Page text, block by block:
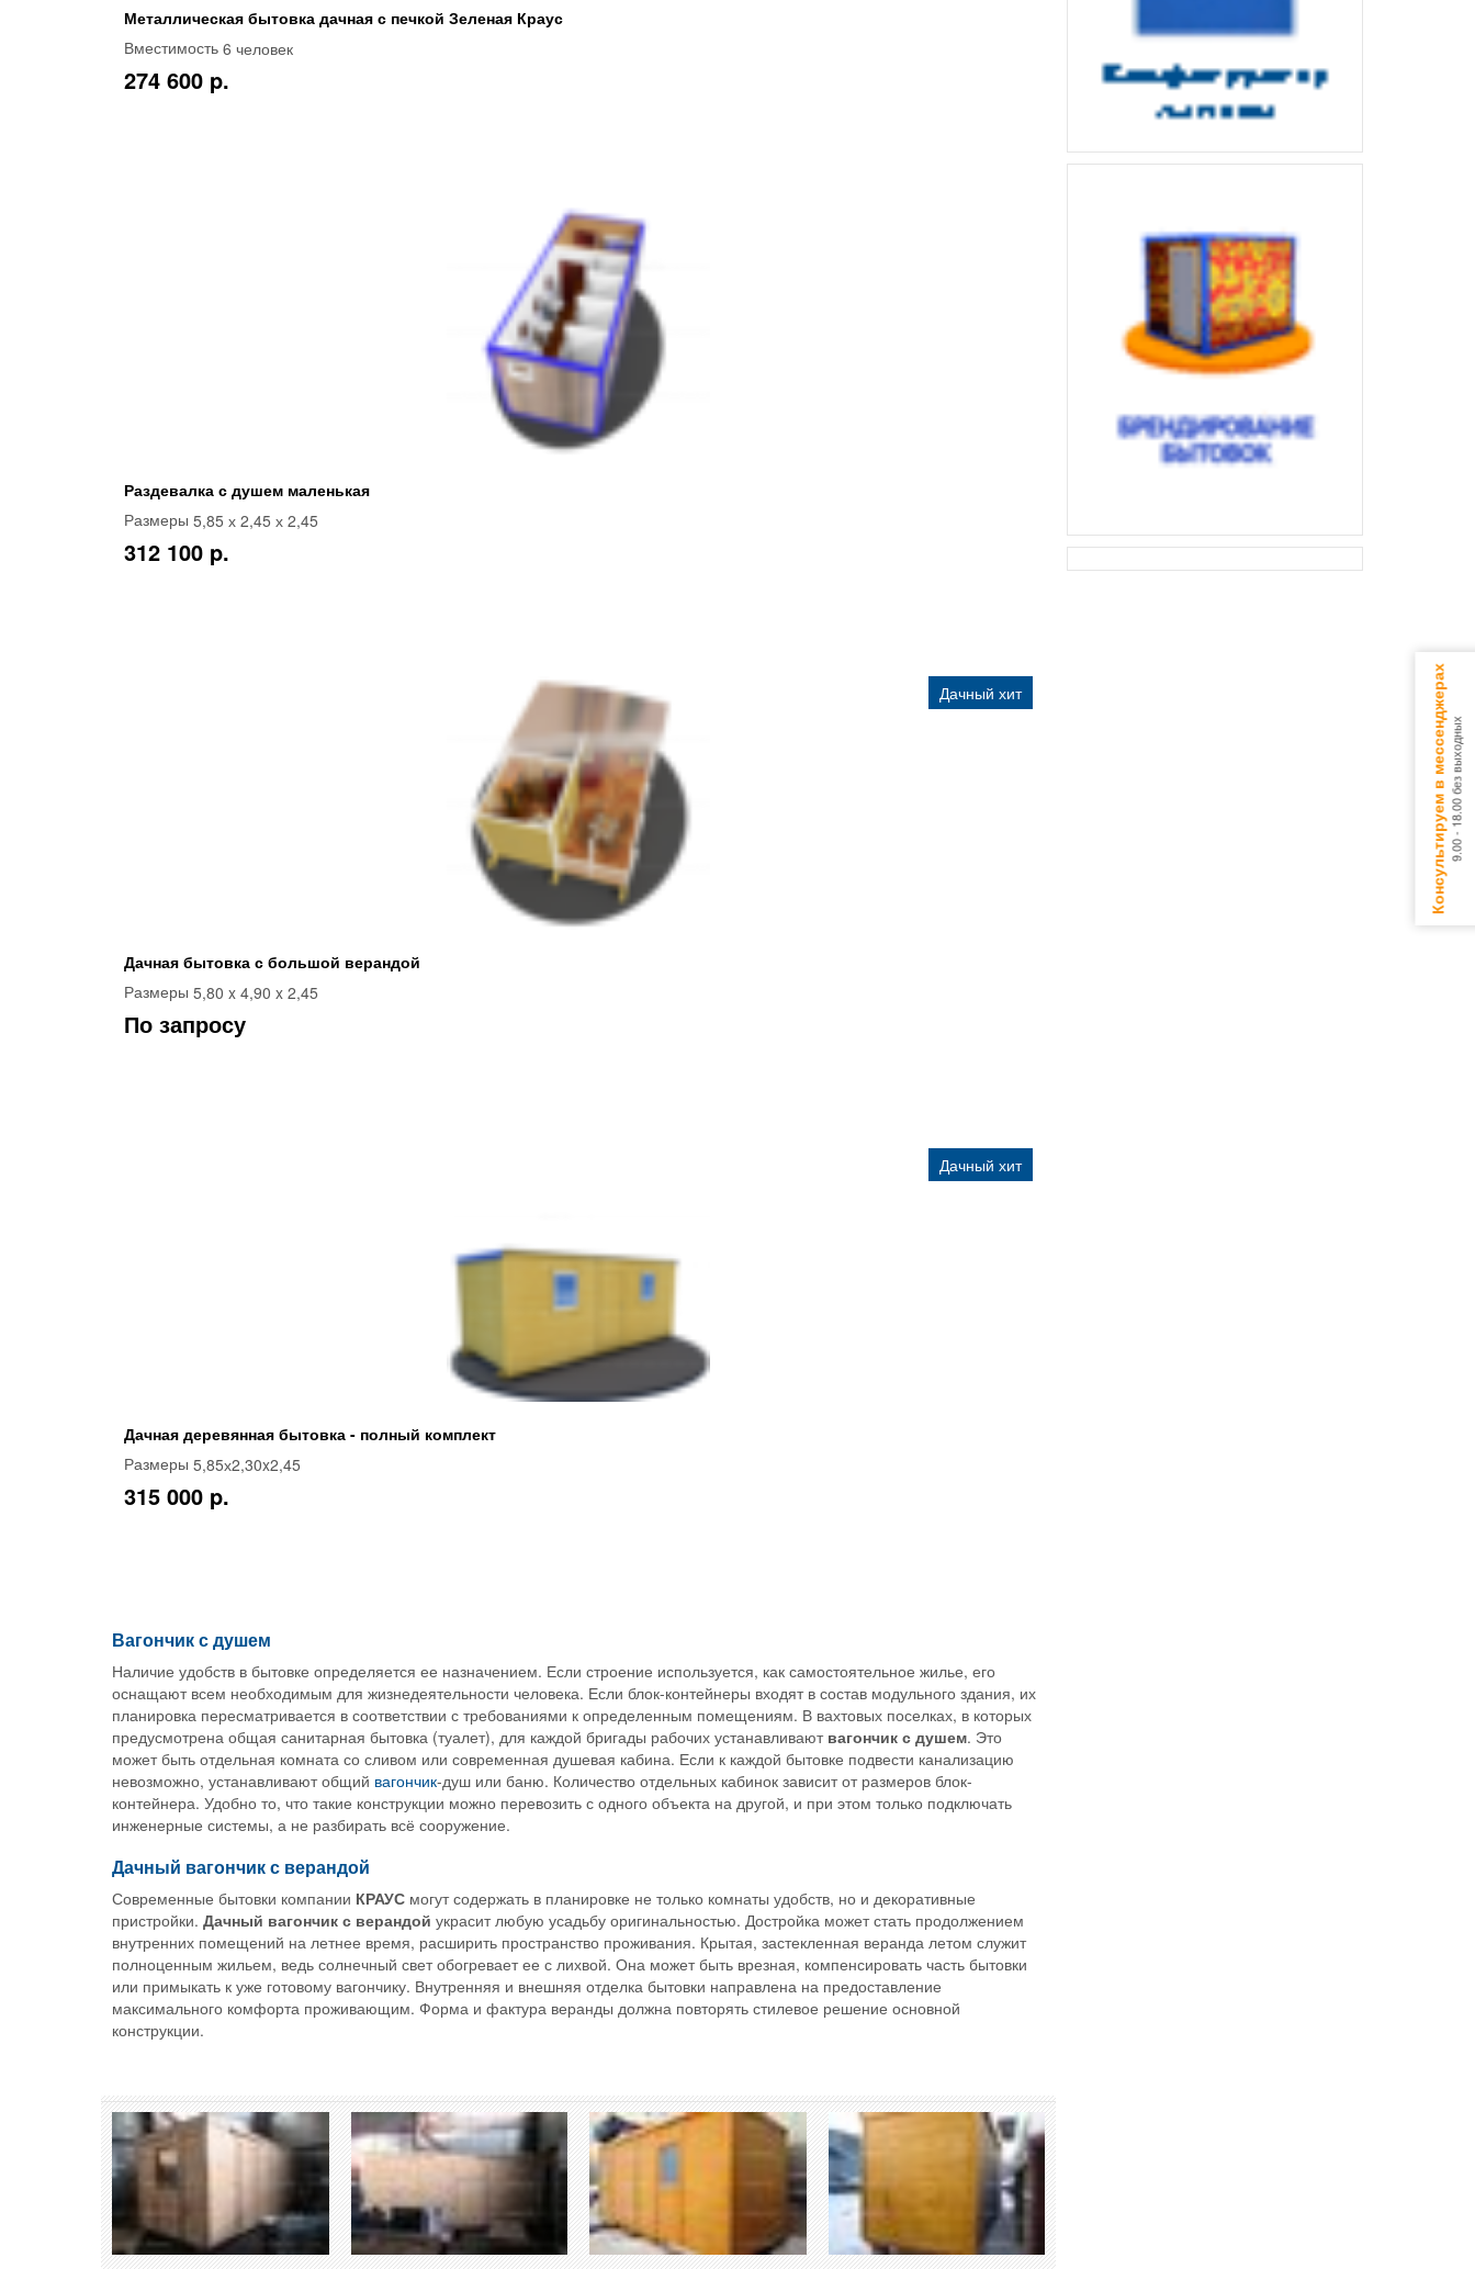
Консультируем в мессенджерах9.00 - 18.00 без выходных
Металлическая бытовка дачная с печкой Зеленая Краус
Вместимость 6 человек
274 600 p.
Раздевалка с душем маленькая
Размеры 5,85 х 2,45 х 2,45
312 100 p.
Дачный хит
Дачная бытовка с большой верандой
Размеры 5,80 x 4,90 x 2,45
По запросу
Дачный хит
Дачная деревянная бытовка - полный комплект
Размеры 5,85х2,30x2,45
315 000 p.
Вагончик с душем
Наличие удобств в бытовке определяется ее назначением. Если строение используется, как самостоятельное жилье, его
оснащают всем необходимым для жизнедеятельности человека. Если блок-контейнеры входят в состав модульного здания, их
планировка пересматривается в соответствии с требованиями к определенным помещениям. В вахтовых поселках, в которых
предусмотрена общая санитарная бытовка (туалет), для каждой бригады рабочих устанавливают вагончик с душем. Это
может быть отдельная комната со сливом или современная душевая кабина. Если к каждой бытовке подвести канализацию
невозможно, устанавливают общий вагончик-душ или баню. Количество отдельных кабинок зависит от размеров блок-
контейнера. Удобно то, что такие конструкции можно перевозить с одного объекта на другой, и при этом только подключать
инженерные системы, а не разбирать всё сооружение.
Дачный вагончик с верандой
Современные бытовки компании КРАУС могут содержать в планировке не только комнаты удобств, но и декоративные
пристройки. Дачный вагончик с верандой украсит любую усадьбу оригинальностью. Достройка может стать продолжением
внутренних помещений на летнее время, расширить пространство проживания. Крытая, застекленная веранда летом служит
полноценным жильем, ведь солнечный свет обогревает ее с лихвой. Она может быть врезная, компенсировать часть бытовки
или примыкать к уже готовому вагончику. Внутренняя и внешняя отделка бытовки направлена на предоставление
максимального комфорта проживающим. Форма и фактура веранды должна повторять стилевое решение основной
конструкции.